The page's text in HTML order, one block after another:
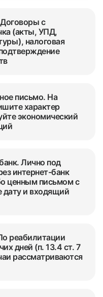
с
(акты, УПД,
налоговая
письмо. На
характер
экономический
Лично под
интернет-банк
ценным письмом с
дату и входящий
реабилитации
дней (п. 13.4 ст. 7
рассматриваются